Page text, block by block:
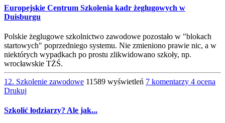
Europejskie Centrum Szkolenia kadr żeglugowych w
Duisburgu
Polskie żeglugowe szkolnictwo zawodowe pozostało w "blokach
startowych" poprzedniego systemu. Nie zmieniono prawie nic, a w
niektórych wypadkach po prostu zlikwidowano szkoły, np.
wrocławskie TŻŚ.
12. Szkolenie zawodowe 11589 wyświetleń 7 komentarzy 4 ocena
Drukuj
Szkolić łodziarzy? Ale jak...